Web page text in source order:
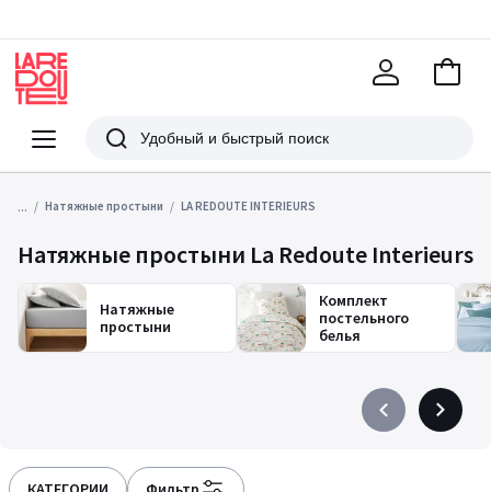
Меню
Redoute
Поиск
В
... Натяжные простыни LA REDOUTE INTERIEURS
Натяжные простыни La Redoute Interieurs
Натяжные
простыни
Комплект
постельного
белья
PrécédentSuivant